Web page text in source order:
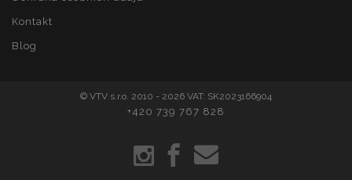
Kontakt
Blog
© VTV s.r.o. 2010 - 2026 VAT: SK2023166904
+420 739 767 828
recently_viewed_product_previous